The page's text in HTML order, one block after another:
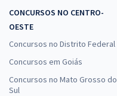
CONCURSOS NO CENTRO-
OESTE
Concursos no Distrito Federal
Concursos em Goiás
Concursos no Mato Grosso do
Sul